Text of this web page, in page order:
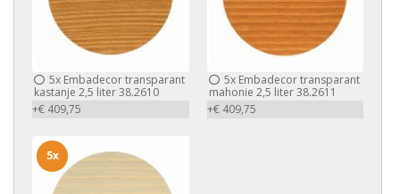
5x Embadecor transparant
kastanje 2,5 liter 38.2610
+€ 409,75
5xEmbadecor transparant
mahonie 2,5 liter 38.2611
+€ 409,75
5x